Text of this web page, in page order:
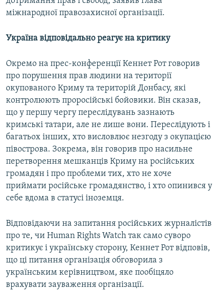
міжнародної правозахисної організації.
Україна відповідально реагує на критику
Окремо на прес-конференції Кеннет Рот говорив
про порушення прав людини на території
окупованого Криму та територій Донбасу, які
контролюють проросійські бойовики. Він сказав,
що у першу чергу переслідувань зазнають
кримські татари, але не лише вони. Переслідують і
багатьох інших, хто висловлює незгоду з окупацією
півострова. Зокрема, він говорив про насильне
перетворення мешканців Криму на російських
громадян і про проблеми тих, хто не хоче
приймати російське громадянство, і хто опинився у
себе вдома в статусі іноземця.
Відповідаючи на запитання російських журналістів
про те, чи Human Rights Watch так само суворо
критикує і українську сторону, Кеннет Рот відповів,
що ці питання організація обговорила з
українським керівництвом, яке пообіцяло
врахувати зауваження організації.